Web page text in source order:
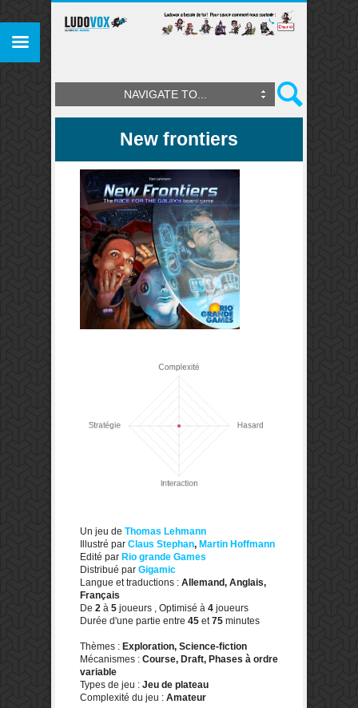
NAVIGATE TO...
New frontiers
Un jeu de Thomas Lehmann
Illustré par Claus Stephan, Martin Hoffmann
Edité par Rio grande Games
Distribué par Gigamic
Langue et traductions : Allemand, Anglais,
Français
De 2 à 5 joueurs , Optimisé à 4 joueurs
Durée d'une partie entre 45 et75 minutes
Thèmes : Exploration, Science-fiction
Mécanismes : Course, Draft, Phases à ordre
variable
Types de jeu : Jeu de plateau
Complexité du jeu : Amateur